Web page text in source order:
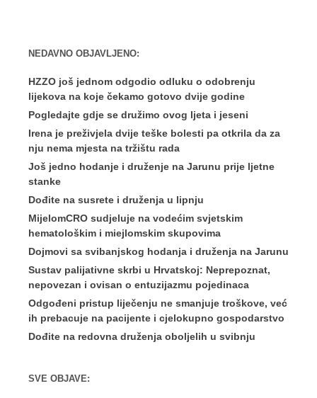
NEDAVNO OBJAVLJENO:
HZZO još jednom odgodio odluku o odobrenju
lijekova na koje čekamo gotovo dvije godine
Pogledajte gdje se družimo ovog ljeta i jeseni
Irena je preživjela dvije teške bolesti pa otkrila da za
nju nema mjesta na tržištu rada
Još jedno hodanje i druženje na Jarunu prije ljetne
stanke
Dođite na susrete i druženja u lipnju
MijelomCRO sudjeluje na vodećim svjetskim
hematološkim i miejlomskim skupovima
Dojmovi sa svibanjskog hodanja i druženja na Jarunu
Sustav palijativne skrbi u Hrvatskoj: Neprepoznat,
nepovezan i ovisan o entuzijazmu pojedinaca
Odgođeni pristup liječenju ne smanjuje troškove, već
ih prebacuje na pacijente i cjelokupno gospodarstvo
Dođite na redovna druženja oboljelih u svibnju
SVE OBJAVE: